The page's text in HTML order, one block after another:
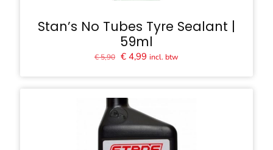
Stan’s No Tubes Tyre Sealant |
59ml
€5,90 Oorspronkelijke
€ 4,99 Huidige
incl. btw